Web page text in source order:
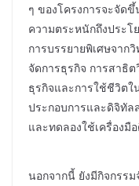
ๆ ของโครงการจะจัด
ความตระหนักถึงประ
การบรรยายพิเศษจาก
จัดการธุรกิจ การสาธิ
ธุรกิจและการใช้ชีวิต
ประกอบการและดิจิทัล
และทดลองใช้เครื่องมื
นอกจากนี้ ยังมีกิจกรร